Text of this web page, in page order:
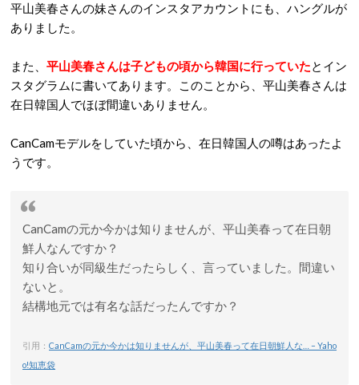
平山美春さんの妹さんのインスタアカウントにも、ハングルが
ありました。
また、 平山美春さんは子どもの頃から韓国に行っていたとイン
スタグラムに書いてあります。このことから、平山美春さんは
在日韓国人でほぼ間違いありません。
CanCamモデルをしていた頃から、在日韓国人の噂はあったよ
うです。
CanCamの元か今かは知りませんが、平山美春って在日朝
鮮人なんですか？
知り合いが同級生だったらしく、言っていました。間違い
ないと。
結構地元では有名な話だったんですか？
引用： CanCamの元か今かは知りませんが、平山美春って在日朝鮮人な… – Yaho
o!知恵袋